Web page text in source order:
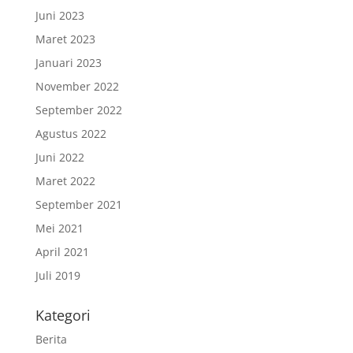
Juni 2023
Maret 2023
Januari 2023
November 2022
September 2022
Agustus 2022
Juni 2022
Maret 2022
September 2021
Mei 2021
April 2021
Juli 2019
Kategori
Berita